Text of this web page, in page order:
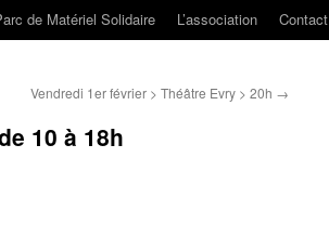
de Matériel Solidaire L’association Contact
Vendredi 1er février > Théâtre Evry > 20h →
10 à 18h